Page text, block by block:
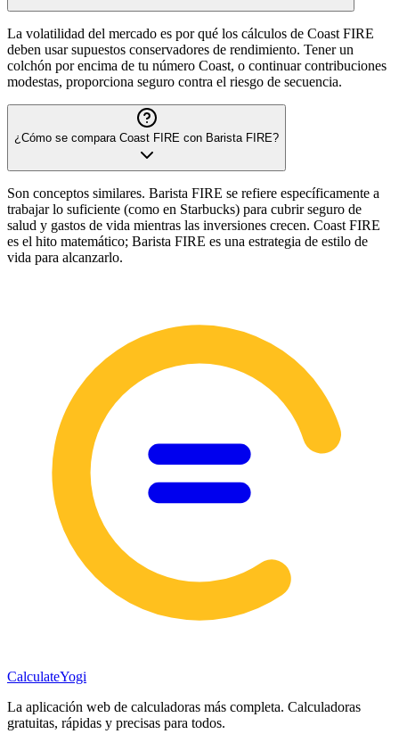
La volatilidad del mercado es por qué los cálculos de Coast FIRE
deben usar supuestos conservadores de rendimiento. Tener un
colchón por encima de tu número Coast, o continuar contribuciones
modestas, proporciona seguro contra el riesgo de secuencia.
¿Cómo se compara Coast FIRE con Barista FIRE?
Son conceptos similares. Barista FIRE se refiere específicamente a
trabajar lo suficiente (como en Starbucks) para cubrir seguro de
salud y gastos de vida mientras las inversiones crecen. Coast FIRE
es el hito matemático; Barista FIRE es una estrategia de estilo de
vida para alcanzarlo.
CalculateYogi
La aplicación web de calculadoras más completa. Calculadoras
gratuitas, rápidas y precisas para todos.